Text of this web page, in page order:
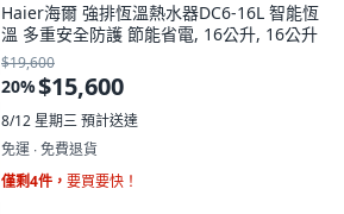
Haier海爾 強排恆溫熱水器DC6-16L 智能恆
溫 多重安全防護 節能省電, 16公升, 16公升
$19,600
20%$15,600
8/12 星期三預計送達
免運 ∙ 免費退貨
僅剩4件， 要買要快！